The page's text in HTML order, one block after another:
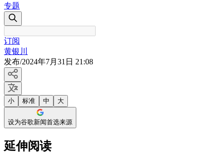
专题
订阅
黄银川
发布/2024年7月31日 21:08
小 标准 中 大
设为谷歌新闻首选来源
延伸阅读